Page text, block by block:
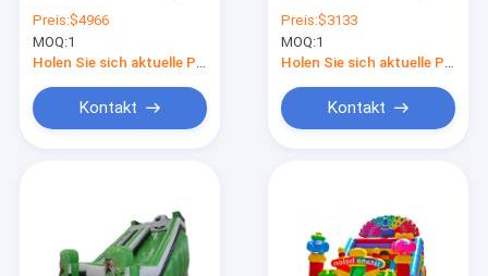
Über uns
und fröhliche Lieder
für Kinder
Preis:$4966
MOQ:1
Holen Sie sich aktuelle Preis
Kontakt
und fröhliche Lieder
für Kinder
Preis:$3133
MOQ:1
Holen Sie sich aktuelle Preis
Kontakt